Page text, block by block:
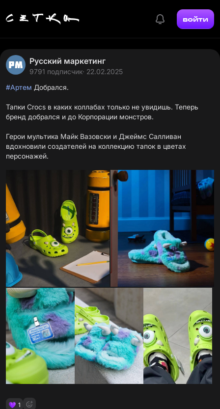
войти
Русский маркетинг
9791 подписчик· 22.02.2025
#Артем Добрался.
Тапки Crocs в каких коллабах только не увидишь. Теперь
бренд добрался и до Корпорации монстров.
Герои мультика Майк Вазовски и Джеймс Салливан
вдохновили создателей на коллекцию тапок в цветах
персонажей.
1